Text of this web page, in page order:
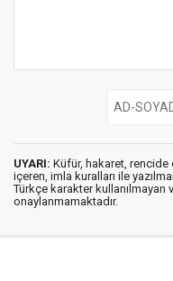
UYARI: Küfür, hakaret, rencide
içeren, imla kuralları ile
Türkçe karakter kullanılmayan
onaylanmamaktadır.